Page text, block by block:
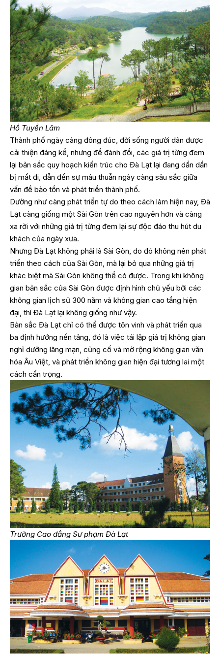
Hồ Tuyền Lâm
Thành phố ngày càng đông đúc, đời sống người dân được
cải thiện đáng kể, nhưng để đánh đổi, các giá trị từng đem
lại bản sắc quy hoạch kiến trúc cho Đà Lạt lại đang dần dần
bị mất đi, dẫn đến sự mâu thuẫn ngày càng sâu sắc giữa
vấn đề bảo tồn và phát triển thành phố.
Dường như càng phát triển tự do theo cách làm hiện nay, Đà
Lạt càng giống một Sài Gòn trên cao nguyên hơn và càng
xa rời với những giá trị từng đem lại sự độc đáo thu hút du
khách của ngày xưa.
Nhưng Đà Lạt không phải là Sài Gòn, do đó không nên phát
triển theo cách của Sài Gòn, mà lại bỏ qua những giá trị
khác biệt mà Sài Gòn không thể có được. Trong khi không
gian bản sắc của Sài Gòn được định hình chủ yếu bởi các
không gian lịch sử 300 năm và không gian cao tầng hiện
đại, thì Đà Lạt lại không giống như vậy.
Bản sắc Đà Lạt chỉ có thể được tôn vinh và phát triển qua
ba định hướng nền tảng, đó là việc tái lập giá trị không gian
nghỉ dưỡng lãng mạn, củng cố và mở rộng không gian văn
hóa Âu Việt, và phát triển không gian hiện đại tương lai một
cách cẩn trọng.
Trường Cao đẳng Sư phạm Đà Lạt